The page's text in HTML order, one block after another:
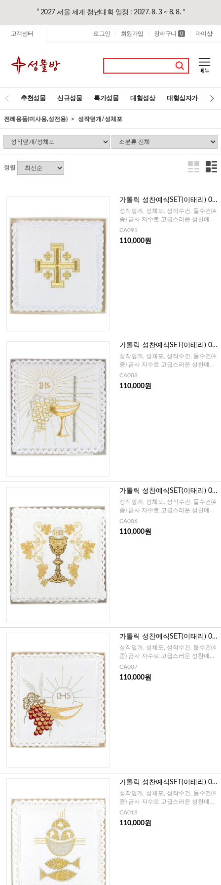
“ 2027 서울 세계 청년대회 일정 : 2027. 8. 3 ~ 8. 8. "
고객센터 로그인 회원가입 장바구니 0 마이샵
추천성물 신규성물 특가성물 대형성상 대형십자가 레
전례용품(미사용,성전용) 성작덮개/성체포
정렬
가톨릭 성찬예식SET(이태리) 09
1
성작덮개, 성체포, 성작수건, 물수건(4
종) 금사 자수로 고급스러운 성찬예식
SET
CA091
110,000원
가톨릭 성찬예식SET(이태리) 00
8
성작덮개, 성체포, 성작수건, 물수건(4
종) 금사 자수로 고급스러운 성찬예식
SET
CA008
110,000원
가톨릭 성찬예식SET(이태리) 00
6
성작덮개, 성체포, 성작수건, 물수건(4
종) 금사 자수로 고급스러운 성찬예식
SET
CA006
110,000원
가톨릭 성찬예식SET(이태리) 00
7
성작덮개, 성체포, 성작수건, 물수건(4
종) 금사 자수로 고급스러운 성찬예식
SET
CA007
110,000원
가톨릭 성찬예식SET(이태리) 01
8
성작덮개, 성체포, 성작수건, 물수건(4
종) 금사 자수로 고급스러운 성찬예식
SET
CA018
110,000원